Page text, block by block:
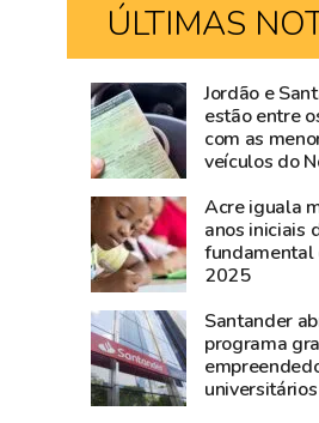
ÚLTIMAS
Governadora
Mailza
vai
ao
encontro
dos
moradores
do
bairro
de
Há
124
anos
coronel
Plácido
de
Castro
rendia
intendência
Jordão e
estão entre
com as
veículos do
Acre iguala
anos iniciais
fundamental
2025
Santander
programa
universitários